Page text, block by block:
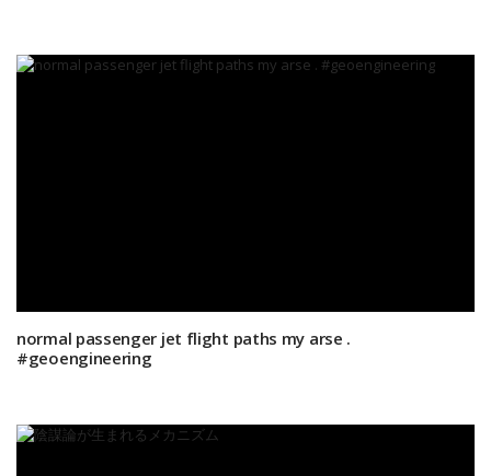
normal passenger jet flight paths my arse .
#geoengineering